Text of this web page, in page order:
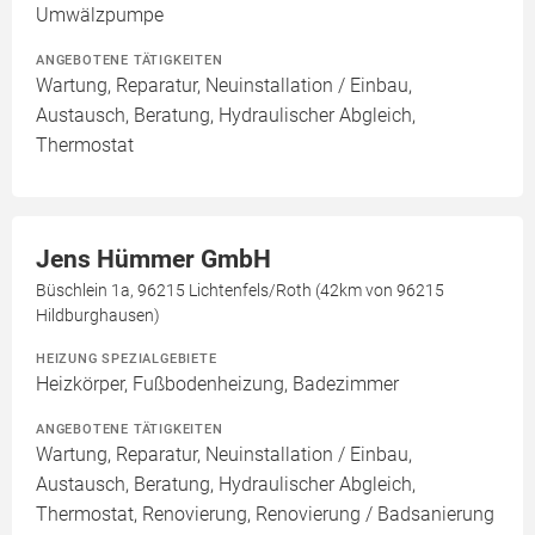
Umwälzpumpe
ANGEBOTENE TÄTIGKEITEN
Wartung, Reparatur, Neuinstallation / Einbau,
Austausch, Beratung, Hydraulischer Abgleich,
Thermostat
Jens Hümmer GmbH
Büschlein 1a, 96215 Lichtenfels/Roth (42km von 96215
Hildburghausen)
HEIZUNG SPEZIALGEBIETE
Heizkörper, Fußbodenheizung, Badezimmer
ANGEBOTENE TÄTIGKEITEN
Wartung, Reparatur, Neuinstallation / Einbau,
Austausch, Beratung, Hydraulischer Abgleich,
Thermostat, Renovierung, Renovierung / Badsanierung